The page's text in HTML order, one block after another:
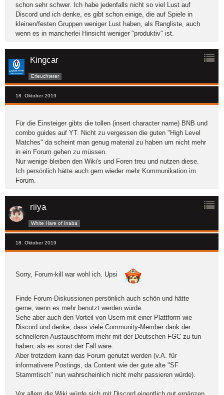
schon sehr schwer. Ich habe jedenfalls nicht so viel Lust auf
Discord und ich denke, es gibt schon einige, die auf Spiele in
kleinen/festen Gruppen weniger Lust haben, als Rangliste, auch
wenn es in mancherlei Hinsicht weniger "produktiv" ist.
Kingcar
Erleuchteter
18. Oktober 2019
Für die Einsteiger gibts die tollen (insert character name) BNB und
combo guides auf YT. Nicht zu vergessen die guten "High Level
Matches" da scheint man genug material zu haben um nicht mehr
in ein Forum gehen zu müssen.
Nur wenige bleiben den Wiki's und Foren treu und nutzen diese.
Ich persönlich hätte auch gern wieder mehr Kommunikation im
Forum.
riiya
White Hare of Inaba
18. Oktober 2019
Sorry, Forum-kill war wohl ich. Upsi
Finde Forum-Diskussionen persönlich auch schön und hätte
gerne, wenn es mehr benutzt werden würde.
Sehe aber auch den Vorteil von Usern mit einer Plattform wie
Discord und denke, dass viele Community-Member dank der
schnelleren Austauschform mehr mit der Deutschen FGC zu tun
haben, als es sonst der Fall wäre.
Aber trotzdem kann das Forum genutzt werden (v.A. für
informativere Postings, da Content wie der gute alte "SF
Stammtisch" nun wahrscheinlich nicht mehr passieren würde).